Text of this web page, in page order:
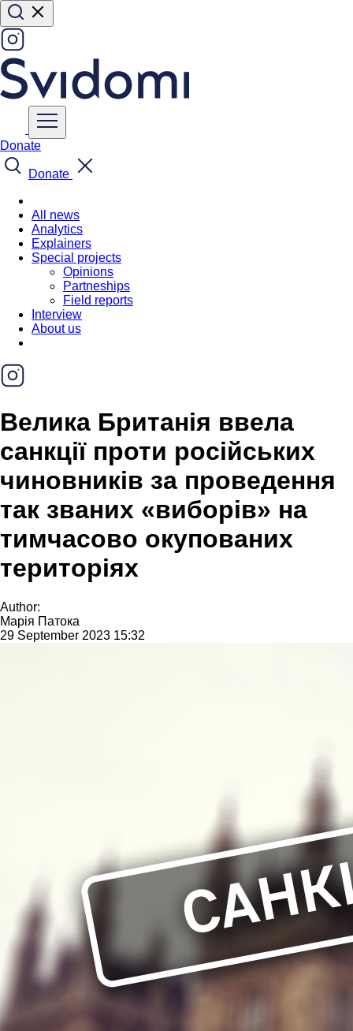
Donate
Donate
All news
Analytics
Explainers
Special projects
Opinions
Partneships
Field reports
Interview
About us
Велика Британія ввела
санкції проти російських
чиновників за проведення
так званих «виборів» на
тимчасово окупованих
територіях
Author:
Марія Патока
29 September 2023 15:32